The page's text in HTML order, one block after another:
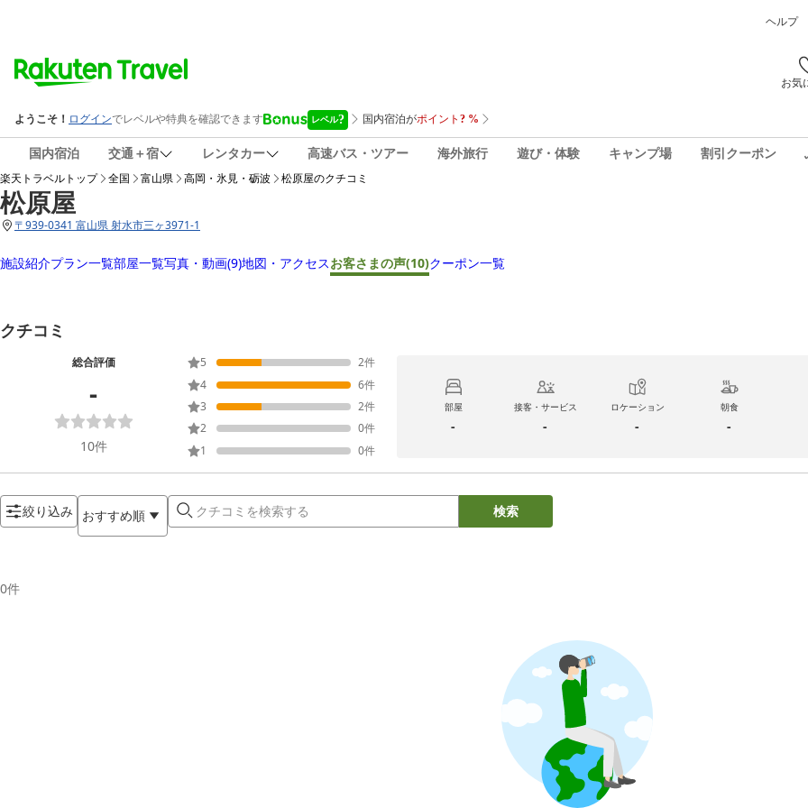
ヘルプ
お気
国内宿泊 交通＋宿 レンタカー 高速バス・ツアー 海外旅行 遊び・体験 キャンプ場 割引クーポン
楽天トラベルトップ 全国 富山県 高岡・氷見・砺波 松原屋のクチコミ
松原屋
〒939-0341 富山県 射水市三ヶ3971-1
施設紹介プラン一覧部屋一覧写真・動画(9)地図・アクセスお客さまの声(10)クーポン一覧
クチコミ
総合評価
-
10件
5 2件
4
6件
3
2件
2
0件
1
0件
部屋
-
接客・サービス
-
ロケーション
-
朝食
-
絞り込み おすすめ順 検索
0件